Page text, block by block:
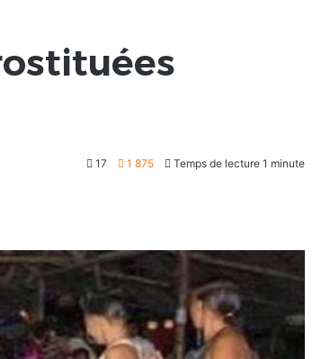
17 1 875 Temps de lecture 1 minute